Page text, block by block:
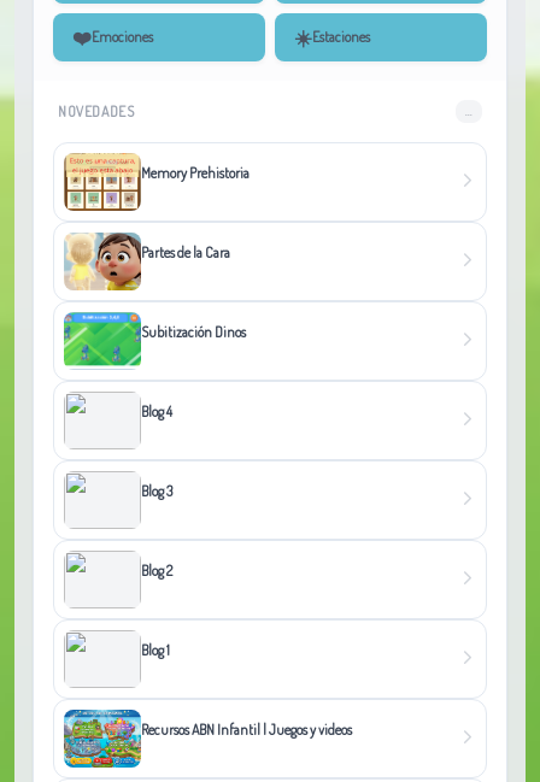
❤️Emociones ☀️Estaciones
NOVEDADES
Memory Prehistoria
Partes de la Cara
Subitización Dinos
Blog 4
Blog 3
Blog 2
Blog 1
Recursos ABN Infantil | Juegos y videos